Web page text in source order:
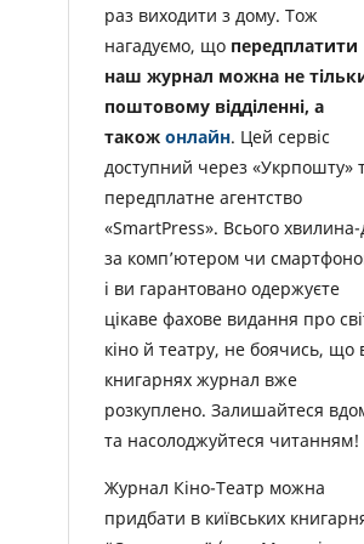
раз виходити з дому. Тож
нагадуємо, що передплатити
наш журнал можна не
поштовому відділенні, а
також онлайн. Цей сервіс
доступний через «Укрпошту»
передплатне агентство
«SmartPress». Всього хвилина-
за комп’ютером чи
і ви гарантовано одержуєте
цікаве фахове видання про
кіно й театру, не боячись, що
книгарнях журнал вже
розкуплено. Залишайтеся
та насолоджуйтеся читанням!
Журнал Кіно-Театр можна
придбати в київських